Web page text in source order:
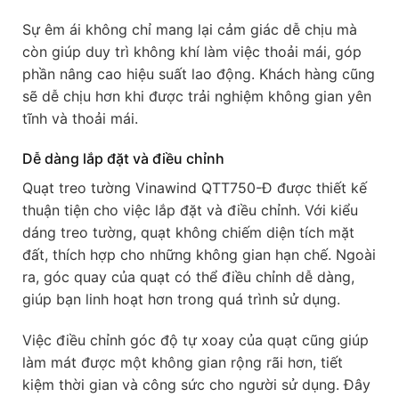
Sự êm ái không chỉ mang lại cảm giác dễ chịu mà
còn giúp duy trì không khí làm việc thoải mái, góp
phần nâng cao hiệu suất lao động. Khách hàng cũng
sẽ dễ chịu hơn khi được trải nghiệm không gian yên
tĩnh và thoải mái.
Dễ dàng lắp đặt và điều chỉnh
Quạt treo tường Vinawind QTT750-Đ được thiết kế
thuận tiện cho việc lắp đặt và điều chỉnh. Với kiểu
dáng treo tường, quạt không chiếm diện tích mặt
đất, thích hợp cho những không gian hạn chế. Ngoài
ra, góc quay của quạt có thể điều chỉnh dễ dàng,
giúp bạn linh hoạt hơn trong quá trình sử dụng.
Việc điều chỉnh góc độ tự xoay của quạt cũng giúp
làm mát được một không gian rộng rãi hơn, tiết
kiệm thời gian và công sức cho người sử dụng. Đây